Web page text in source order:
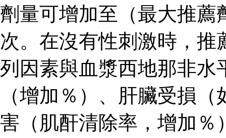
劑量可增加至（最大推薦
次。在沒有性刺激時，
列因素與血漿西地那非水
（增加％）、肝臟受損
害（肌酐清除率，增加％